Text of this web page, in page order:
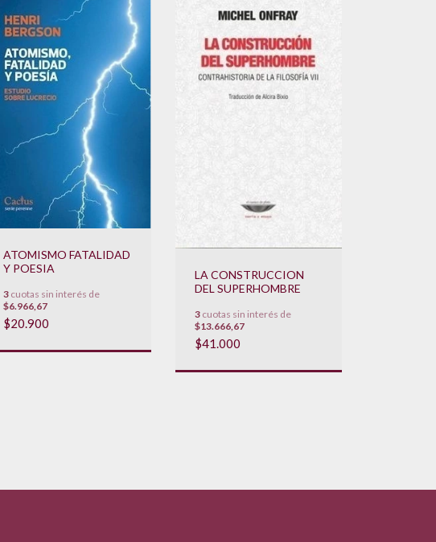
ATOMISMO FATALIDAD
Y POESIA
3 cuotas sin interés de
$6.966,67
$20.900
LA CONSTRUCCION
DEL SUPERHOMBRE
3cuotas sin interés de
$13.666,67
$41.000